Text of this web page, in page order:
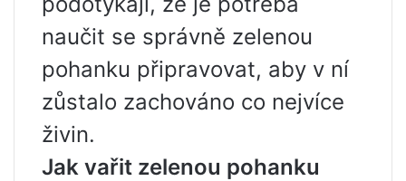
naučit se správně zelenou
pohanku připravovat, aby v ní
zůstalo zachováno co nejvíce
živin.
Jak vařit zelenou pohanku